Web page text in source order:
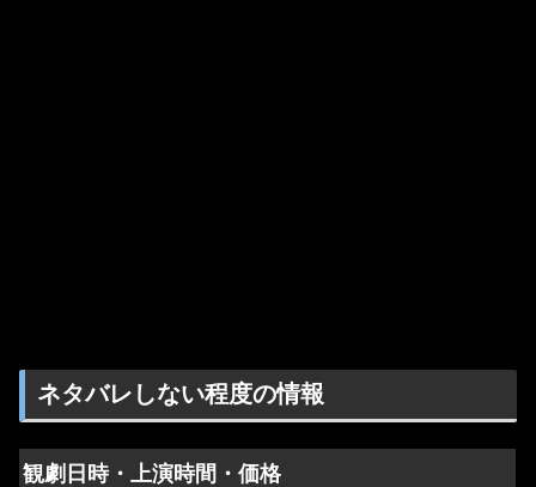
ネタバレしない程度の情報
観劇日時・上演時間・価格